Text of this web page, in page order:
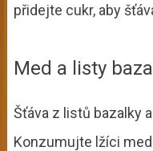
přidejte cukr, aby
Med a listy
Šťáva z listů bazalky
Konzumujte lžíci